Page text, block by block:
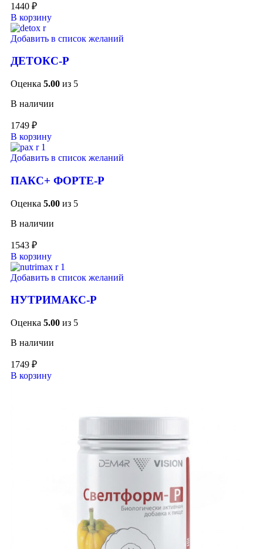
1440 ₽
В корзину
Добавить в список желаний
ДЕТОКС-Р
Оценка 5.00 из 5
В наличии
1749 ₽
В корзину
Добавить в список желаний
ПАКС+ ФОРТЕ-Р
Оценка 5.00 из 5
В наличии
1543 ₽
В корзину
Добавить в список желаний
НУТРИМАКС-Р
Оценка 5.00 из 5
В наличии
1749 ₽
В корзину